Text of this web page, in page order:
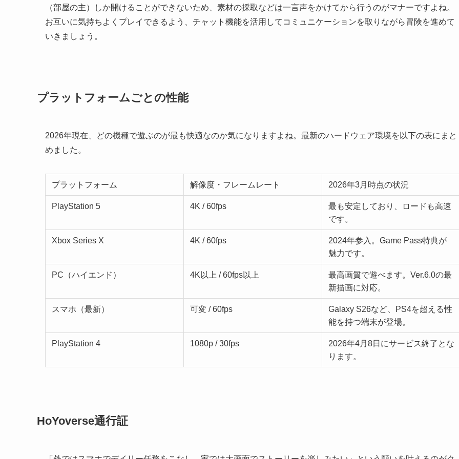
（部屋の主）しか開けることができないため、素材の採取などは一言声をかけてから行うのがマナーですよね。
お互いに気持ちよくプレイできるよう、チャット機能を活用してコミュニケーションを取りながら冒険を進めて
いきましょう。
プラットフォームごとの性能
2026年現在、どの機種で遊ぶのが最も快適なのか気になりますよね。最新のハードウェア環境を以下の表にまと
めました。
プラットフォーム 解像度・フレームレート 2026年3月時点の状況
PlayStation 5 4K / 60fps
最も安定しており、ロードも高速
です。
Xbox Series X 4K / 60fps
2024年参入。Game Pass特典が
魅力です。
PC（ハイエンド） 4K以上 / 60fps以上
最高画質で遊べます。Ver.6.0の最
新描画に対応。
スマホ（最新） 可変 / 60fps
Galaxy S26など、PS4を超える性
能を持つ端末が登場。
PlayStation 4 1080p / 30fps
2026年4月8日にサービス終了とな
ります。
HoYoverse通行証